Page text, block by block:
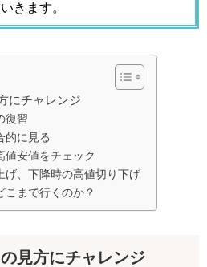
きます。
にチャレンジ
復習
的に見る
値安値をチェック
げ、下降時の高値切り下げ
こまで行くのか？
見方にチャレンジ